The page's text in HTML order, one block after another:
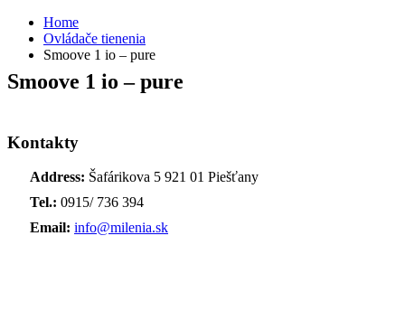
Home
Ovládače tienenia
Smoove 1 io – pure
Smoove 1 io – pure
Kontakty
Address: Šafárikova 5 921 01 Piešťany
Tel.: 0915/ 736 394
Email: info@milenia.sk